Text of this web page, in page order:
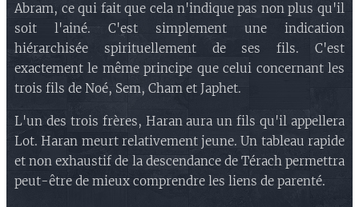
Abram, ce qui fait que cela n'indique pas non plus qu'il
soit l'ainé. C'est simplement une indication
hiérarchisée spirituellement de ses fils. C'est
exactement le même principe que celui concernant les
trois fils de Noé, Sem, Cham et Japhet.
L'un des trois frères, Haran aura un fils qu'il appellera
Lot. Haran meurt relativement jeune. Un tableau rapide
et non exhaustif de la descendance de Térach permettra
peut-être de mieux comprendre les liens de parenté.